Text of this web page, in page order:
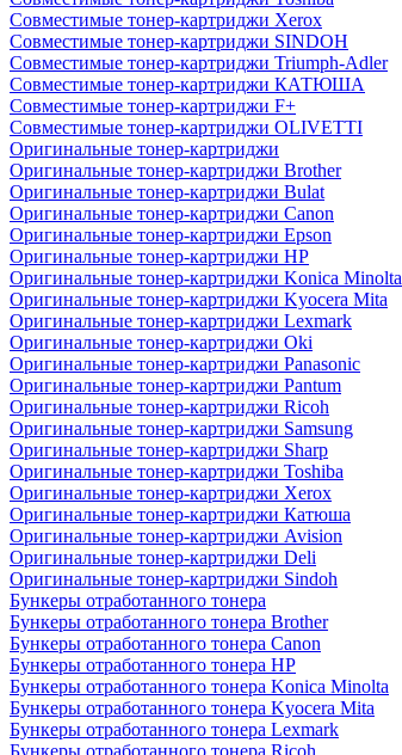
Совместимые тонер-картриджи Xerox
Совместимые тонер-картриджи SINDOH
Совместимые тонер-картриджи Triumph-Adler
Совместимые тонер-картриджи КАТЮША
Совместимые тонер-картриджи F+
Совместимые тонер-картриджи OLIVETTI
Оригинальные тонер-картриджи
Оригинальные тонер-картриджи Brother
Оригинальные тонер-картриджи Bulat
Оригинальные тонер-картриджи Canon
Оригинальные тонер-картриджи Epson
Оригинальные тонер-картриджи HP
Оригинальные тонер-картриджи Konica Minolta
Оригинальные тонер-картриджи Kyocera Mita
Оригинальные тонер-картриджи Lexmark
Оригинальные тонер-картриджи Oki
Оригинальные тонер-картриджи Panasonic
Оригинальные тонер-картриджи Pantum
Оригинальные тонер-картриджи Ricoh
Оригинальные тонер-картриджи Samsung
Оригинальные тонер-картриджи Sharp
Оригинальные тонер-картриджи Toshiba
Оригинальные тонер-картриджи Xerox
Оригинальные тонер-картриджи Катюша
Оригинальные тонер-картриджи Avision
Оригинальные тонер-картриджи Deli
Оригинальные тонер-картриджи Sindoh
Бункеры отработанного тонера
Бункеры отработанного тонера Brother
Бункеры отработанного тонера Canon
Бункеры отработанного тонера HP
Бункеры отработанного тонера Konica Minolta
Бункеры отработанного тонера Kyocera Mita
Бункеры отработанного тонера Lexmark
Бункеры отработанного тонера Ricoh